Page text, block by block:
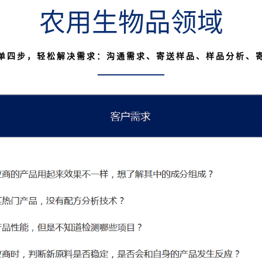
农用生物品领域
四步，轻松解决需求：沟通需求、寄送样品、样品分析、